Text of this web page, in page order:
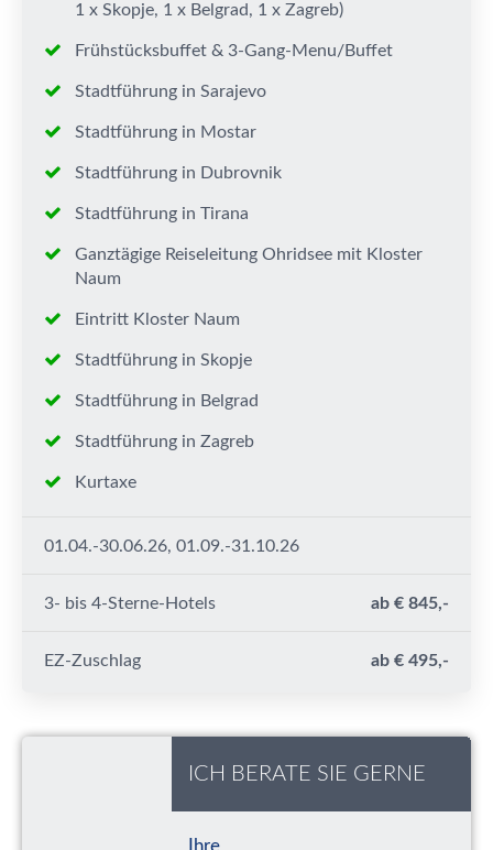
1 x Skopje, 1 x Belgrad, 1 x Zagreb)
Frühstücksbuffet & 3-Gang-Menu/Buffet
Stadtführung in Sarajevo
Stadtführung in Mostar
Stadtführung in Dubrovnik
Stadtführung in Tirana
Ganztägige Reiseleitung Ohridsee mit Kloster
Naum
Eintritt Kloster Naum
Stadtführung in Skopje
Stadtführung in Belgrad
Stadtführung in Zagreb
Kurtaxe
01.04.-30.06.26, 01.09.-31.10.26
3- bis 4-Sterne-Hotels ab € 845,-
EZ-Zuschlag ab € 495,-
ICH BERATE SIE GERNE
Ihre